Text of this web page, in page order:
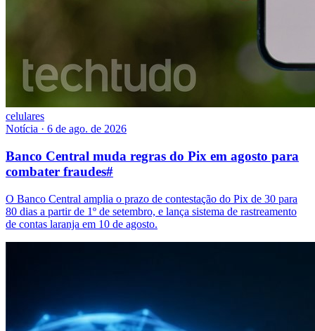
celulares
Notícia · 6 de ago. de 2026
Banco Central muda regras do Pix em agosto para
combater fraudes#
O Banco Central amplia o prazo de contestação do Pix de 30 para
80 dias a partir de 1º de setembro, e lança sistema de rastreamento
de contas laranja em 10 de agosto.